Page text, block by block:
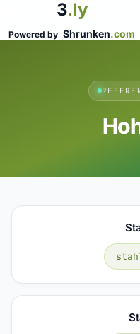
3.ly
Powered by Shrunken.com